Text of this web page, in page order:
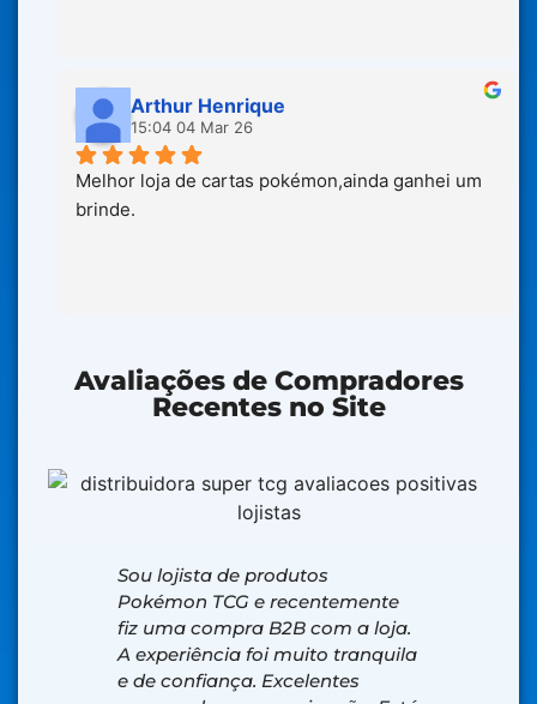
Arthur Henrique
15:04 04 Mar 26
Melhor loja de cartas pokémon,ainda ganhei um
brinde.
Avaliações de Compradores
Recentes no Site
Sou lojista de produtos
Pokémon TCG e recentemente
fiz uma compra B2B com a loja.
A experiência foi muito tranquila
e de confiança. Excelentes